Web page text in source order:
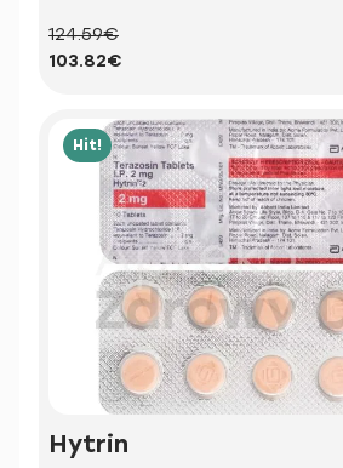
124.59€
103.82€
Hit!
Hytrin